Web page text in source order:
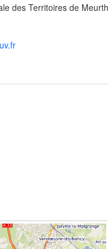
des Territoires de